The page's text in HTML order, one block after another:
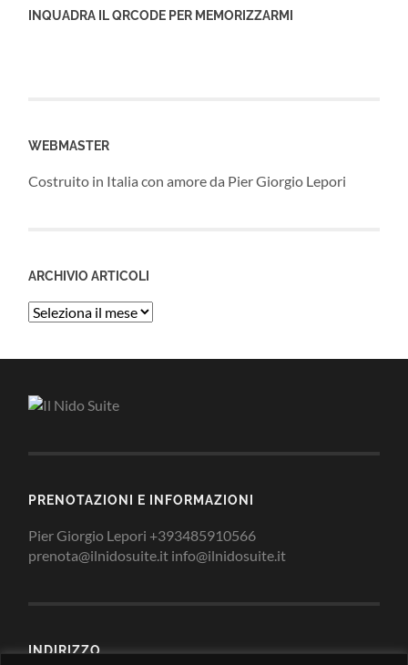
INQUADRA IL QRCODE PER MEMORIZZARMI
WEBMASTER
Costruito in Italia con amore da Pier Giorgio Lepori
ARCHIVIO ARTICOLI
Archivio
PRENOTAZIONI E INFORMAZIONI
Pier Giorgio Lepori +393485910566
prenota@ilnidosuite.it info@ilnidosuite.it
INDIRIZZO